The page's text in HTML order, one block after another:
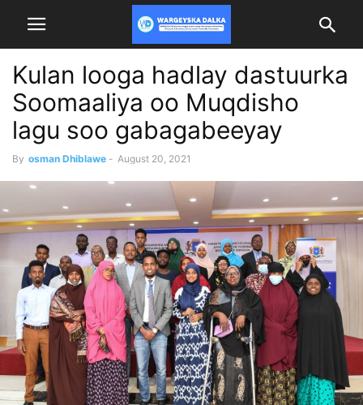
Kulan looga hadlay dastuurka
Soomaaliya oo Muqdisho
lagu soo gabagabeeyay
By osman Dhiblawe - August 20, 2021